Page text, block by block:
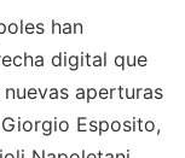
han
digital que
aperturas
Esposito,